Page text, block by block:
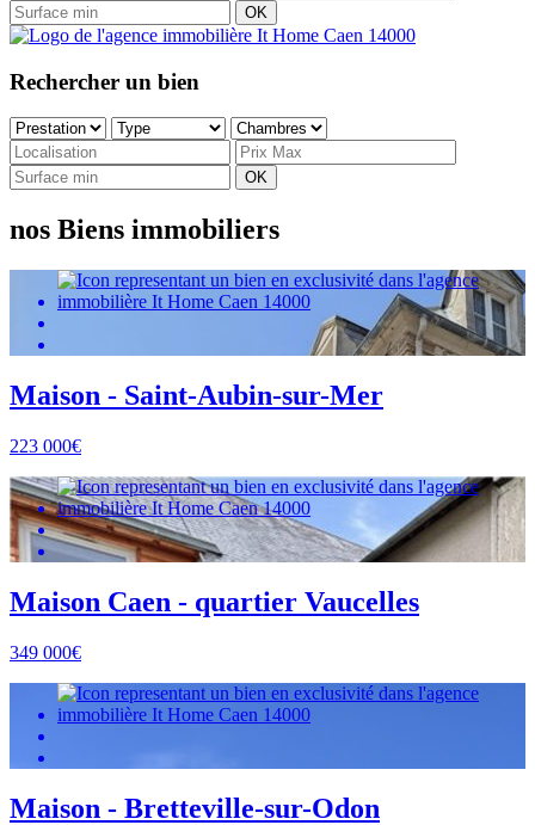
OK
Rechercher un bien
OK
nos Biens immobiliers
Maison - Saint-Aubin-sur-Mer
223 000€
Maison Caen - quartier Vaucelles
349 000€
Maison - Bretteville-sur-Odon